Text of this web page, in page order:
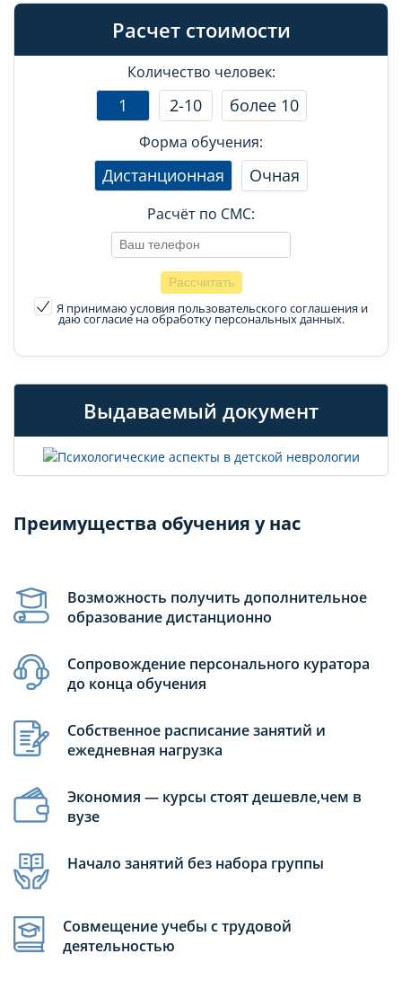
Расчет стоимости
Количество человек:
1 2-10 более 10
Форма обучения:
Дистанционная Очная
Расчёт по СМС:
Я принимаю условия пользовательского соглашения и
даю согласие на обработку персональных данных.
Выдаваемый документ
Преимущества обучения у нас
Возможность получить дополнительное
образование дистанционно
Сопровождение персонального куратора
до конца обучения
Собственное расписание занятий и
ежедневная нагрузка
Экономия — курсы стоят дешевле,чем в
вузе
Начало занятий без набора группы
Совмещение учебы с трудовой
деятельностью